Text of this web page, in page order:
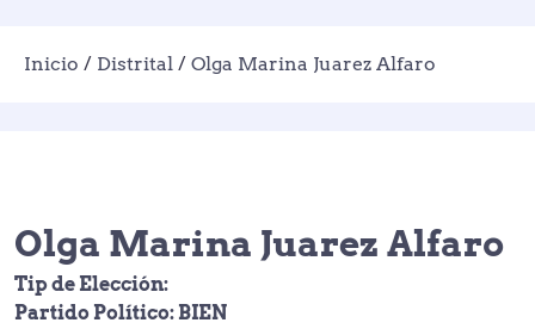
Inicio / Distrital / Olga Marina Juarez Alfaro
Olga Marina Juarez Alfaro
Tip de Elección:
Partido Político: BIEN